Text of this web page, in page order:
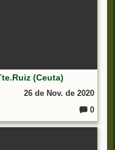
(Ceuta)
26 de Nov. de 2020
o
0